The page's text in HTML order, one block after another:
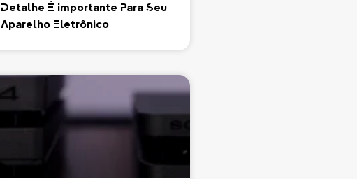
Detalhe É Importante Para Seu
Aparelho Eletrônico